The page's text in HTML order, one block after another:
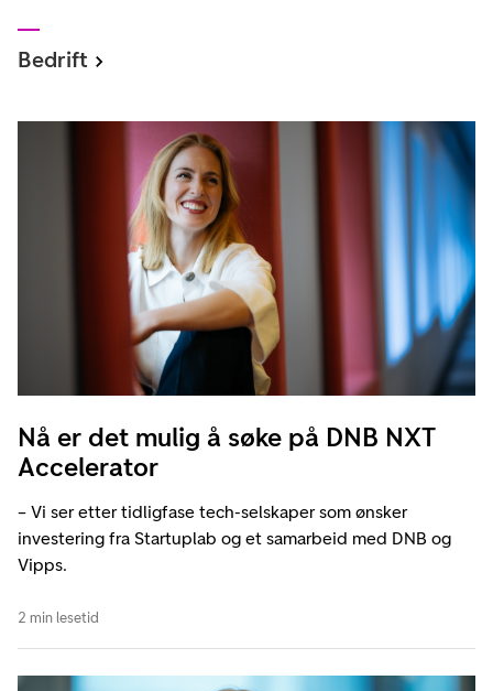
Bedrift
Nå er det mulig å søke på DNB NXT
Accelerator
– Vi ser etter tidligfase tech-selskaper som ønsker
investering fra Startuplab og et samarbeid med DNB og
Vipps.
2 min lesetid